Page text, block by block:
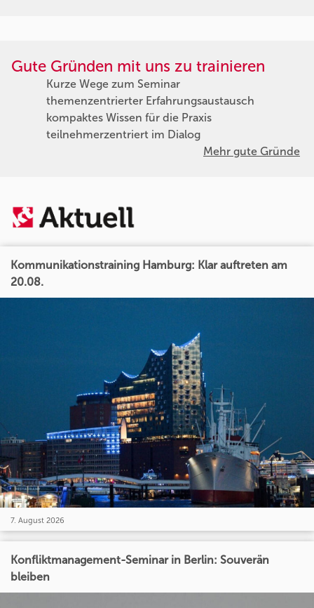
Gute Gründen mit uns zu trainieren
Kurze Wege zum Seminar
themenzentrierter Erfahrungsaustausch
kompaktes Wissen für die Praxis
teilnehmerzentriert im Dialog
Mehr gute Gründe
Kommunikationstraining Hamburg: Klar auftreten am
20.08.
7. August 2026
Konfliktmanagement-Seminar in Berlin: Souverän
bleiben